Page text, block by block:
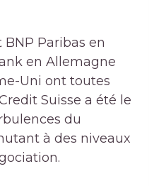
BNP Paribas en
en Allemagne
Uni ont toutes
Suisse a été le
du
à des niveaux